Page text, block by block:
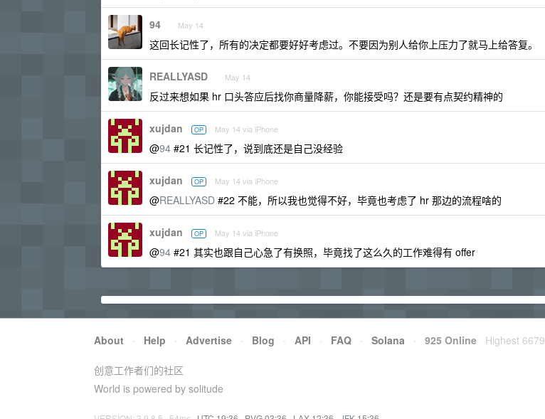
94 May 14
这回长记性了，所有的决定都要好好考虑过。不要因为别人给你上压力了就马上给答复。
REALLYASD May 14
反过来想如果 hr 口头答应后找你商量降薪，你能接受吗？还是要有点契约精神的
xujdan OP May 14 via iPhone
@94 #21 长记性了，说到底还是自己没经验
xujdan OP May 14 via iPhone
@REALLYASD #22 不能，所以我也觉得不好，毕竟也考虑了 hr 那边的流程啥的
xujdan OP May 14 via iPhone
@94 #21 其实也跟自己心急了有换照，毕竟找了这么久的工作难得有 offer
About · Help · Advertise · Blog · API · FAQ · Solana · 925 Online Highest 6679
创意工作者们的社区
World is powered by solitude